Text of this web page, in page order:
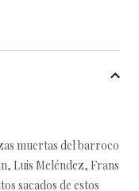
muertas del barroco
Luis Meléndez, Frans
sacados de estos